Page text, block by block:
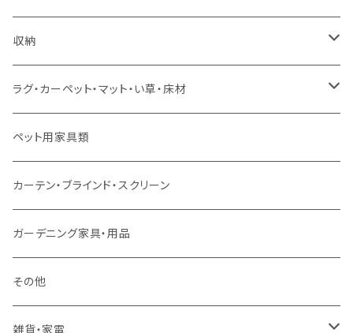
ソファセット
スツール・オットマン
ソファ付属品
クッション・座椅子
シングルサイズ以下（マットレス付）
セミダブルサイズ（マットレス付）
ダブルサイズ（マットレス付）
ダブルサイズ以上（マットレス付）
ロフトベッド
二段ベッド
マットレス
ダイニング7点セット以上
カウンターテーブル
リフティングテーブル
サイドテーブル・コーヒーテーブル
デスク
カウンターチェア
キッズチェア
オフィスチェア・ゲーミングチェア
ダイニングベンチ・スツール
こたつテーブル
こたつ布団
コタツ・布団セット
収納
本棚・シェルフ
食器棚・収納庫
レンジ台・カウンター
ラック
TVボード
キャビネット・飾り棚
ラグ・カーペット・マット・い草・床材
マット・フロアタイル
ラグ
カーペット
ペット用家具類
カーテン・ブラインド・スクリーン
ガーデニング家具・用品
その他
雑貨・家電